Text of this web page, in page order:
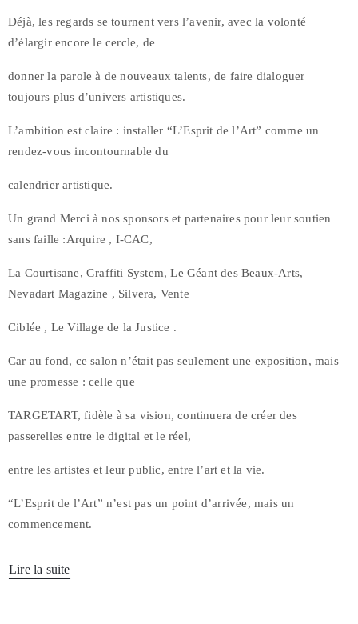
Déjà, les regards se tournent vers l’avenir, avec la volonté
d’élargir encore le cercle, de
donner la parole à de nouveaux talents, de faire dialoguer
toujours plus d’univers artistiques.
L’ambition est claire : installer “L’Esprit de l’Art” comme un
rendez-vous incontournable du
calendrier artistique.
Un grand Merci à nos sponsors et partenaires pour leur soutien
sans faille :Arquire , I-CAC,
La Courtisane, Graffiti System, Le Géant des Beaux-Arts,
Nevadart Magazine , Silvera, Vente
Ciblée , Le Village de la Justice .
Car au fond, ce salon n’était pas seulement une exposition, mais
une promesse : celle que
TARGETART, fidèle à sa vision, continuera de créer des
passerelles entre le digital et le réel,
entre les artistes et leur public, entre l’art et la vie.
“L’Esprit de l’Art” n’est pas un point d’arrivée, mais un
commencement.
Lire la suite